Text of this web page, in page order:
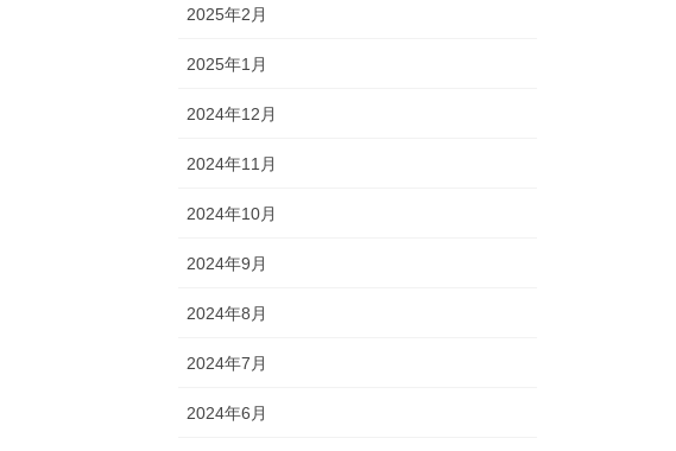
2025年2月
2025年1月
2024年12月
2024年11月
2024年10月
2024年9月
2024年8月
2024年7月
2024年6月